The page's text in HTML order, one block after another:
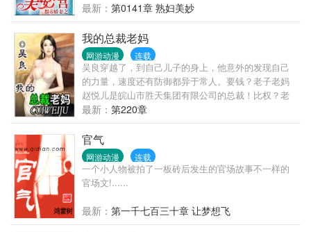
最新： 第0141章 熟妇美妙
我的总裁老妈
网游动漫 连载
吴良穿越了，到自己儿子的身上，他意外的发现自己
的力量，速度还有防御都异于常人。要钱？老子老妈
赵悦儿是皖山市胜天集团有限公司的总裁！比权？老
子小姨赵沁儿是皖山市市委副书记。比人多？老子马
子杨艳和舅舅都是皖山市地下统治者之一。比单挑？
老子速度、力量、防御老子和神一般，你能打的
过？…………
最新： 第220章
官气
网游动漫 连载
一个小人物被拍了一板砖后发生的官场故事不一样的
官场文!......
最新： 第一千七百三十章 让梦想飞